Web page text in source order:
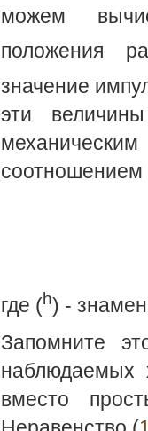
можем
положения
значение
эти
соотношением
где (h) -
Запомните
наблюдаемых
вместо